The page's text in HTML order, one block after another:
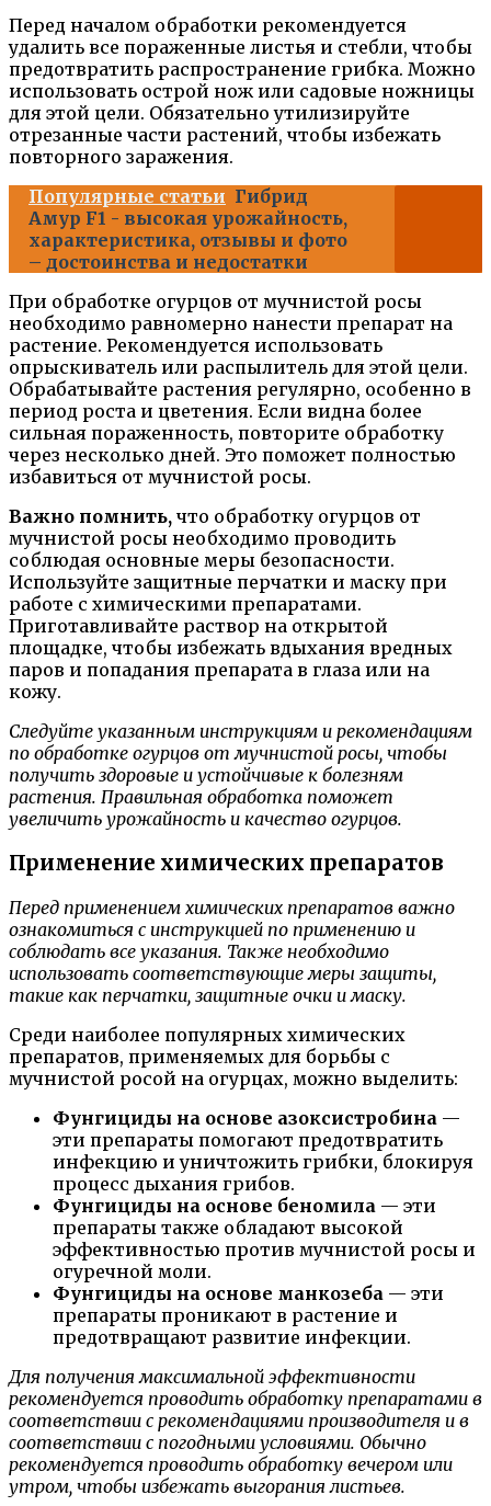
Перед началом обработки рекомендуется
удалить все пораженные листья и стебли, чтобы
предотвратить распространение грибка. Можно
использовать острой нож или садовые ножницы
для этой цели. Обязательно утилизируйте
отрезанные части растений, чтобы избежать
повторного заражения.
Популярные статьи Гибрид
Амур F1 - высокая урожайность,
характеристика, отзывы и фото
– достоинства и недостатки
При обработке огурцов от мучнистой росы
необходимо равномерно нанести препарат на
растение. Рекомендуется использовать
опрыскиватель или распылитель для этой цели.
Обрабатывайте растения регулярно, особенно в
период роста и цветения. Если видна более
сильная пораженность, повторите обработку
через несколько дней. Это поможет полностью
избавиться от мучнистой росы.
Важно помнить, что обработку огурцов от
мучнистой росы необходимо проводить
соблюдая основные меры безопасности.
Используйте защитные перчатки и маску при
работе с химическими препаратами.
Приготавливайте раствор на открытой
площадке, чтобы избежать вдыхания вредных
паров и попадания препарата в глаза или на
кожу.
Следуйте указанным инструкциям и рекомендациям
по обработке огурцов от мучнистой росы, чтобы
получить здоровые и устойчивые к болезням
растения. Правильная обработка поможет
увеличить урожайность и качество огурцов.
Применение химических препаратов
Перед применением химических препаратов важно
ознакомиться с инструкцией по применению и
соблюдать все указания. Также необходимо
использовать соответствующие меры защиты,
такие как перчатки, защитные очки и маску.
Среди наиболее популярных химических
препаратов, применяемых для борьбы с
мучнистой росой на огурцах, можно выделить:
Фунгициды на основе азоксистробина —
эти препараты помогают предотвратить
инфекцию и уничтожить грибки, блокируя
процесс дыхания грибов.
Фунгициды на основе беномила — эти
препараты также обладают высокой
эффективностью против мучнистой росы и
огуречной моли.
Фунгициды на основе манкозеба — эти
препараты проникают в растение и
предотвращают развитие инфекции.
Для получения максимальной эффективности
рекомендуется проводить обработку препаратами в
соответствии с рекомендациями производителя и в
соответствии с погодными условиями. Обычно
рекомендуется проводить обработку вечером или
утром, чтобы избежать выгорания листьев.